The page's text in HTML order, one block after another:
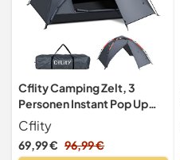
Cflity Camping Zelt, 3
Personen Instant Pop Up
Wurfzelt Wasserdicht DREI
Schicht Automatische
Kuppelzelt, Große 4
Cflity
69,99 € 96,99 €